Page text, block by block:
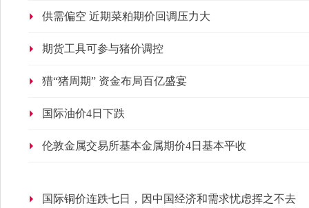
供需偏空 近期菜粕期价回调压力大
期货工具可参与猪价调控
猎“猪周期” 资金布局百亿盛宴
国际油价4日下跌
伦敦金属交易所基本金属期价4日基本平收
国际铜价连跌七日，因中国经济和需求忧虑挥之不去